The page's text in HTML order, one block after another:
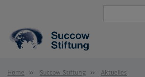
Home Succow Stiftung Aktuelles